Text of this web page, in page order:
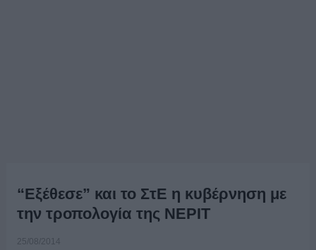
“Εξέθεσε” και το ΣτΕ η κυβέρνηση με
την τροπολογία της ΝΕΡΙΤ
25/08/2014